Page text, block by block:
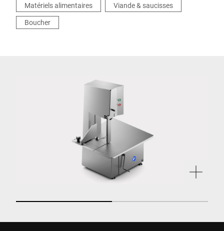
supérieure de la production.
Matériels alimentaires
Viande & saucisses
Boucher